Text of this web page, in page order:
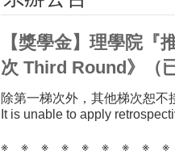
【獎學金】理學院
次 Third Round》（
除第一梯次外，其他梯次恕不
It is unable to apply
※ ※ ※ ※ ※ ※ ※ ※